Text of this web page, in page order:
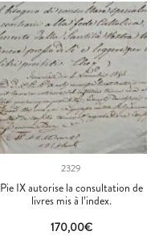
2329
Pie IX autorise la consultation de
livres mis à l’index.
170,00€